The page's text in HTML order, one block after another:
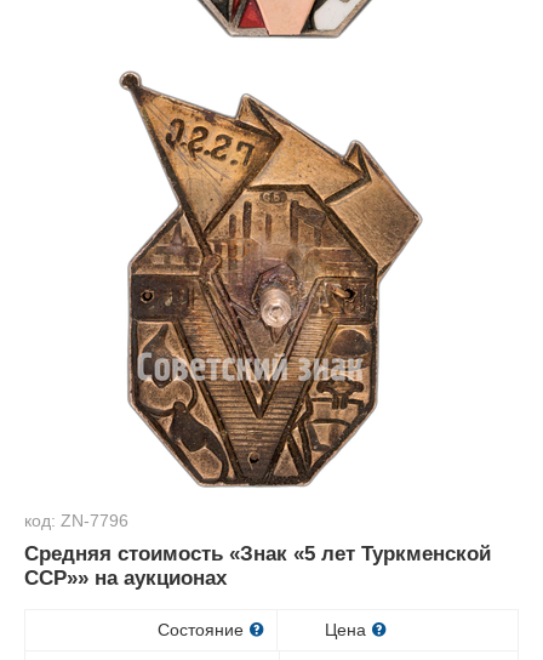
код: ZN-7796
Средняя стоимость «Знак «5 лет Туркменской
ССР»» на аукционах
Состояние Цена